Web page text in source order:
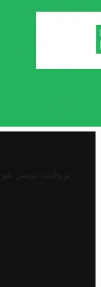
تروفيت تونس هو